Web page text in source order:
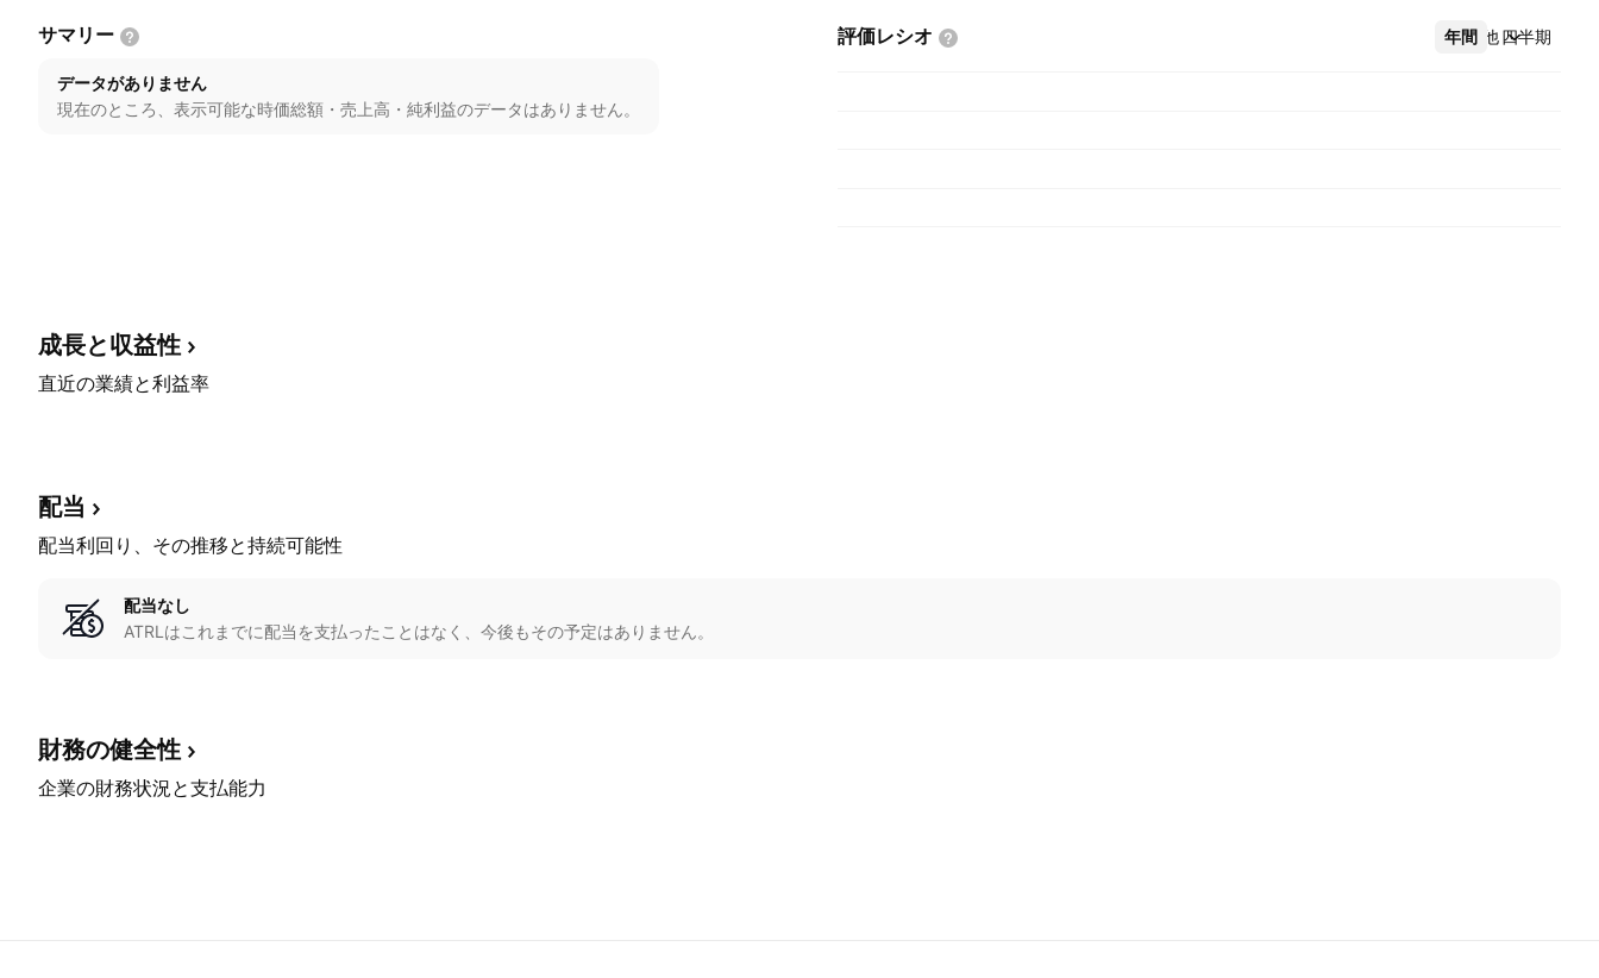
サマリー
データがありません
現在のところ、表示可能な時価総額・売上高・純利益のデータはありません。
評価レシオ 年間 四半期
その他
成長と収益性
直近の業績と利益率
配当
配当利回り、その推移と持続可能性
配当なし
ATRLはこれまでに配当を支払ったことはなく、今後もその予定はありません。
財務の健全性
企業の財務状況と支払能力